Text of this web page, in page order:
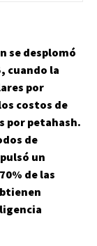
se desplomó
cuando la
por
costos de
por petahash.
de
un
de las